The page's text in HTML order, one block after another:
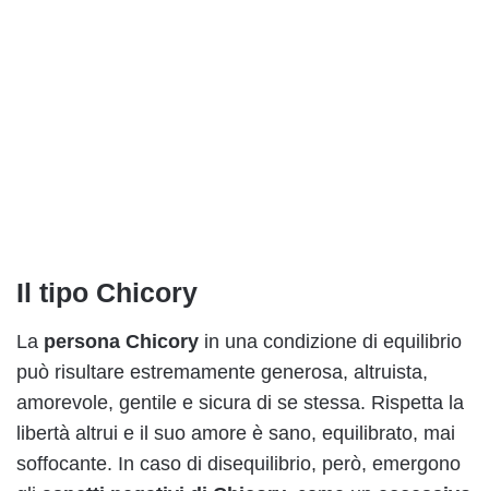
Il tipo Chicory
La persona Chicory in una condizione di equilibrio
può risultare estremamente generosa, altruista,
amorevole, gentile e sicura di se stessa. Rispetta la
libertà altrui e il suo amore è sano, equilibrato, mai
soffocante. In caso di disequilibrio, però, emergono